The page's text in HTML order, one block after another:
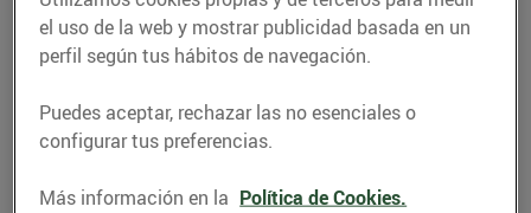
CONSEJOS Y HÁBITOS SALUDABLES
el uso de la web y mostrar publicidad basada en un
perfil según tus hábitos de navegación.
Puedes aceptar, rechazar las no esenciales o
configurar tus preferencias.
Más información en la Política de Cookies.